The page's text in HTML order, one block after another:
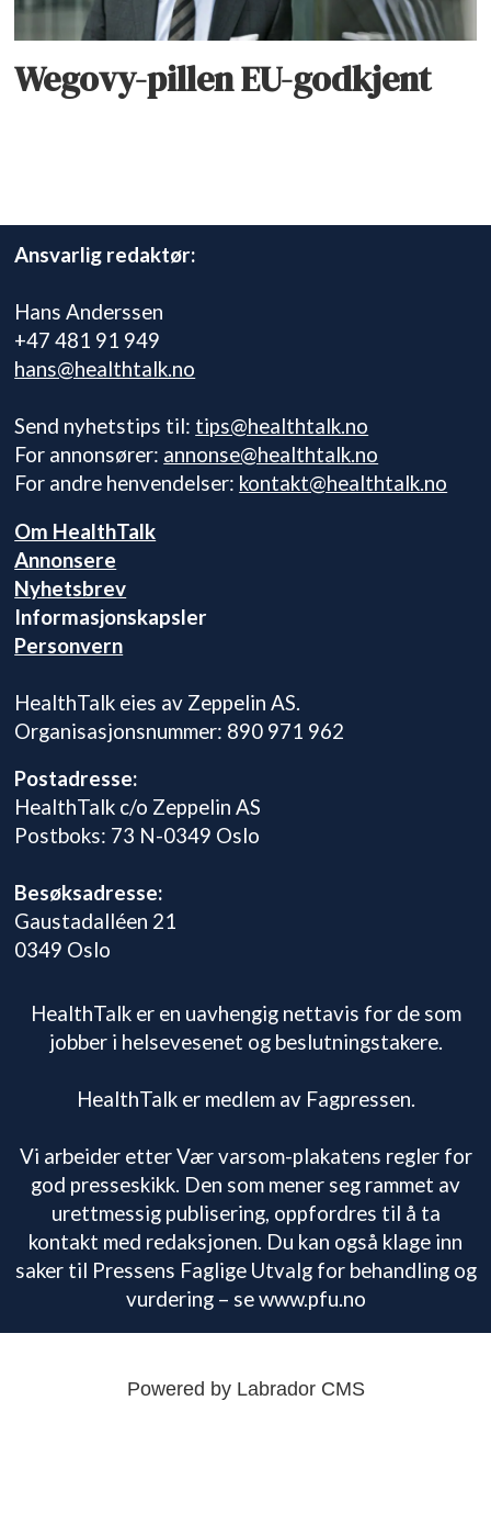
Wegovy-pillen EU-godkjent
Ansvarlig redaktør:
Hans Anderssen
+47 481 91 949
hans@healthtalk.no
Send nyhetstips til: tips@healthtalk.no
For annonsører: annonse@healthtalk.no
For andre henvendelser: kontakt@healthtalk.no
Om HealthTalk
Annonsere
Nyhetsbrev
Informasjonskapsler
Personvern
HealthTalk eies av Zeppelin AS.
Organisasjonsnummer: 890 971 962
Postadresse:
HealthTalk c/o Zeppelin AS
Postboks: 73 N-0349 Oslo
Besøksadresse:
Gaustadalléen 21
0349 Oslo
HealthTalk er en uavhengig nettavis for de som
jobber i helsevesenet og beslutningstakere.
HealthTalk er medlem av Fagpressen.
Vi arbeider etter Vær varsom-plakatens regler for
god presseskikk. Den som mener seg rammet av
urettmessig publisering, oppfordres til å ta
kontakt med redaksjonen. Du kan også klage inn
saker til Pressens Faglige Utvalg for behandling og
vurdering – se www.pfu.no
Powered by Labrador CMS